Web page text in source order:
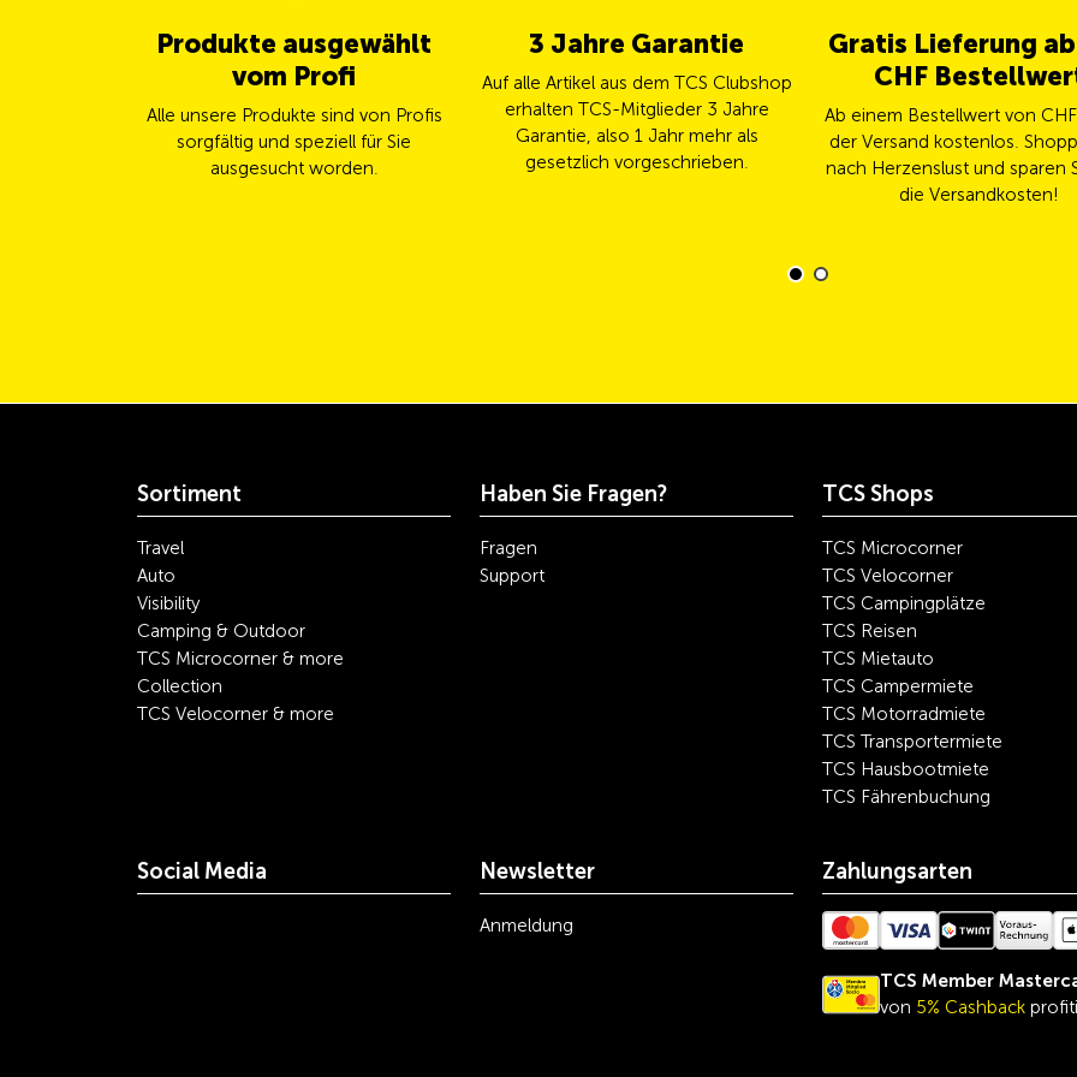
Produkte ausgewählt
vom Profi
Alle unsere Produkte sind von Profis
sorgfältig und speziell für Sie
ausgesucht worden.
3 Jahre Garantie
Auf alle Artikel aus dem TCS Clubshop
erhalten TCS-Mitglieder 3 Jahre
Garantie, also 1 Jahr mehr als
gesetzlich vorgeschrieben.
Gratis Lieferung
CHF
Ab einem Bestellwert von
der Versand kostenlos.
nach Herzenslust und sparen
die Versandkosten!
Sortiment
Travel
Auto
Visibility
Camping & Outdoor
TCS Microcorner & more
Collection
TCS Velocorner & more
Haben Sie Fragen?
Fragen
Support
TCS Shops
TCS Microcorner
TCS Velocorner
TCS Campingplätze
TCS Reisen
TCS Mietauto
TCS Campermiete
TCS Motorradmiete
TCS Transportermiete
TCS Hausbootmiete
TCS Fährenbuchung
Social Media Newsletter
Anmeldung
Zahlungsarten
TCS Member
von 5% Cashback